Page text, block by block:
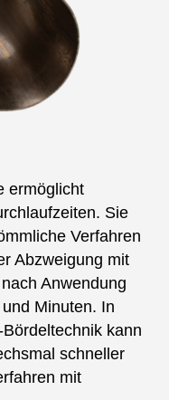
ermöglicht
Sie
Verfahren
Abzweigung mit
Anwendung
Minuten. In
kann
schneller
mit